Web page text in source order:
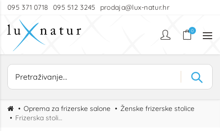
095 371 0718 095 512 3245 prodaja@lux-natur.hr
0
Oprema za frizerske salone
Ženske frizerske stolice
Frizerska stolica Sacha GOLD RL